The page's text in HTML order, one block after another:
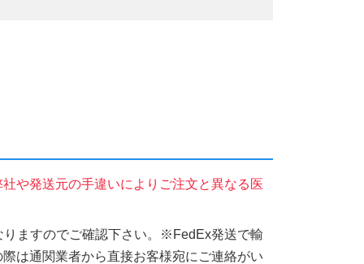
や発送元の手違いによりご注文と異なる医
ますのでご確認下さい。※FedEx発送で輸
は通関業者から直接お客様宛にご連絡がい